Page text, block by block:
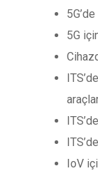
5G
IoV